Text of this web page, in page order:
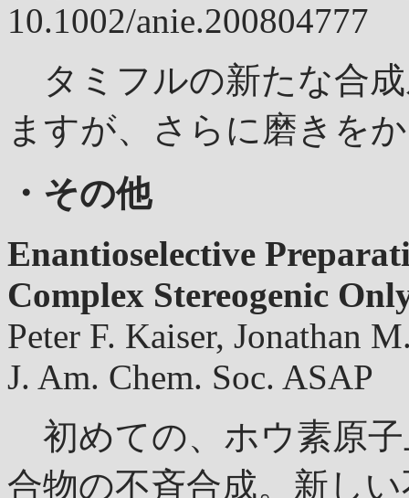
10.1002/anie.200804777
タミフルの新たな合
ますが、さらに磨きを
・その他
Enantioselective
Complex Stereogenic
Peter F. Kaiser, Jonathan
J. Am. Chem. Soc. ASAP
初めての、ホウ素原
合物の不斉合成。新し